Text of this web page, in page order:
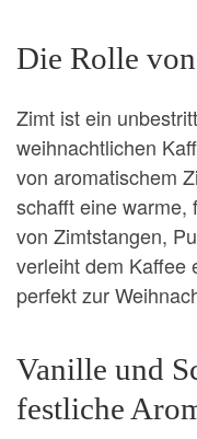
Die Rolle
Zimt ist ein
weihnachtlichen
von aromatischem
schafft eine warme,
von Zimtstangen,
verleiht dem Kaffee
perfekt zur
Vanille und
festliche